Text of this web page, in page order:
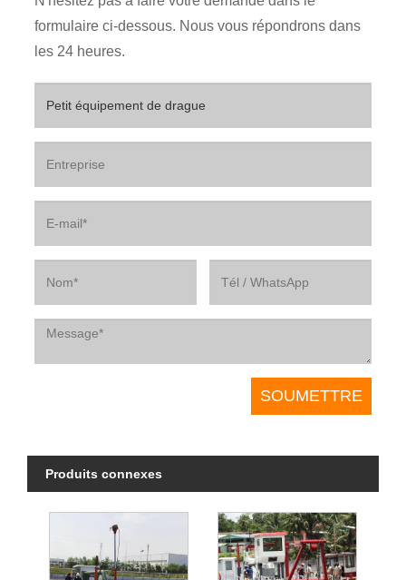
formulaire ci-dessous. Nous vous répondrons dans
les 24 heures.
Produits connexes